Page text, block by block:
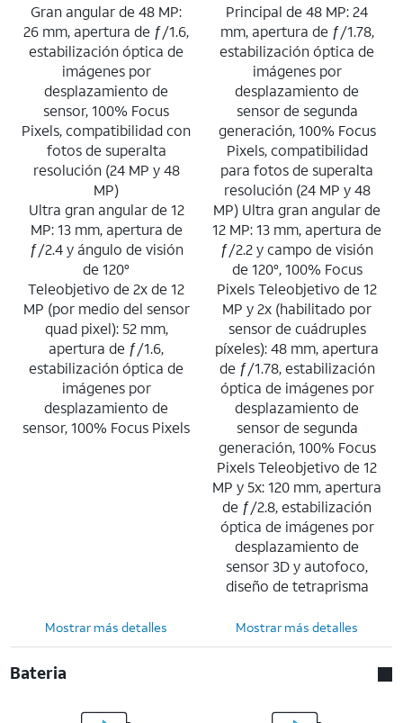
Gran angular de 48 MP:
26 mm, apertura de ƒ/1.6,
estabilización óptica de
imágenes por
desplazamiento de
sensor, 100% Focus
Pixels, compatibilidad con
fotos de superalta
resolución (24 MP y 48
MP)
Ultra gran angular de 12
MP: 13 mm, apertura de
ƒ/2.4 y ángulo de visión
de 120°
Teleobjetivo de 2x de 12
MP (por medio del sensor
quad pixel): 52 mm,
apertura de ƒ/1.6,
estabilización óptica de
imágenes por
desplazamiento de
sensor, 100% Focus Pixels
Principal de 48 MP: 24
mm, apertura de ƒ/1.78,
estabilización óptica de
imágenes por
desplazamiento de
sensor de segunda
generación, 100% Focus
Pixels, compatibilidad
para fotos de superalta
resolución (24 MP y 48
MP) Ultra gran angular de
12 MP: 13 mm, apertura de
ƒ/2.2 y campo de visión
de 120°, 100% Focus
Pixels Teleobjetivo de 12
MP y 2x (habilitado por
sensor de cuádruples
píxeles): 48 mm, apertura
de ƒ/1.78, estabilización
óptica de imágenes por
desplazamiento de
sensor de segunda
generación, 100% Focus
Pixels Teleobjetivo de 12
MP y 5x: 120 mm, apertura
de ƒ/2.8, estabilización
óptica de imágenes por
desplazamiento de
sensor 3D y autofoco,
diseño de tetraprisma
Mostrar más detalles Mostrar más detalles
Bateria